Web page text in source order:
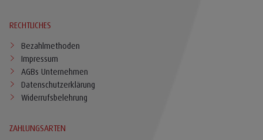
RECHTLICHES
Bezahlmethoden
Impressum
AGBs Unternehmen
Datenschutzerklärung
Widerrufsbelehrung
ZAHLUNGSARTEN